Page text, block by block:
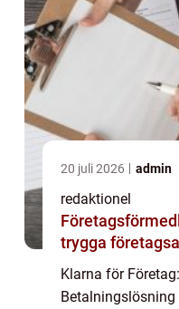
20 juli 2026 admin
redaktionel
Företagsförmedling
trygga
Klarna för